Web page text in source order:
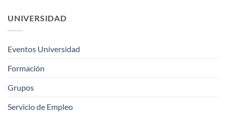
UNIVERSIDAD
Eventos Universidad
Formación
Grupos
Servicio de Empleo